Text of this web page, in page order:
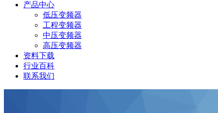
产品中心
低压变频器
工程变频器
中压变频器
高压变频器
资料下载
行业百科
联系我们